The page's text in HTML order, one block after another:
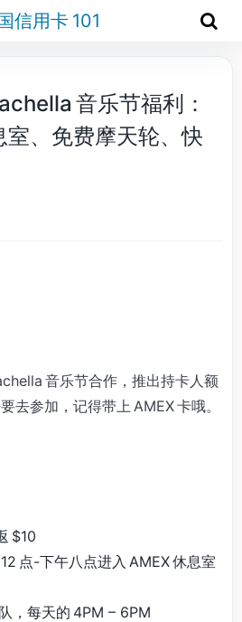
信用卡 101
音乐节福利：
、免费摩天轮、快
音乐节合作，推出持卡人额
去参加，记得带上 AMEX 卡哦。
$10
点-下午八点进入 AMEX 休息室
，每天的 4PM – 6PM